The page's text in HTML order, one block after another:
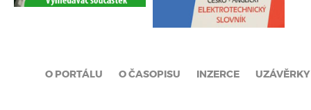
O PORTÁLU O ČASOPISU INZERCE UZÁVĚRKY